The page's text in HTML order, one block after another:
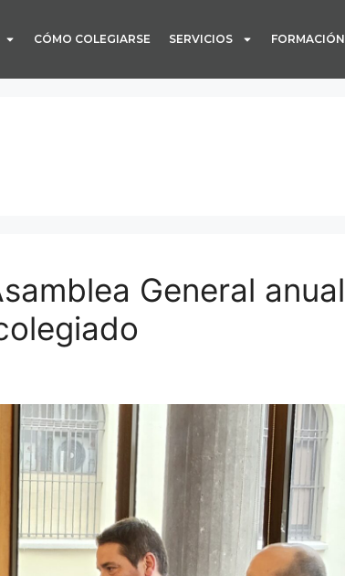
CÓMO COLEGIARSE SERVICIOS FORMACIÓN
General anual